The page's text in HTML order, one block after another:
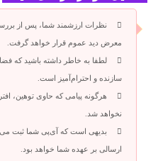
نظرات ارزشمند شما، پس از
معرض دید عموم قرار خواهد گرفت.
لطفا به خاطر داشته باشید که
سازنده و احترام‌آمیز است.
هرگونه پیامی که حاوی توهین،
نخواهد شد.
بدیهی است که آی‌پی شما ثبت
ارسالی بر عهده شما خواهد بود.